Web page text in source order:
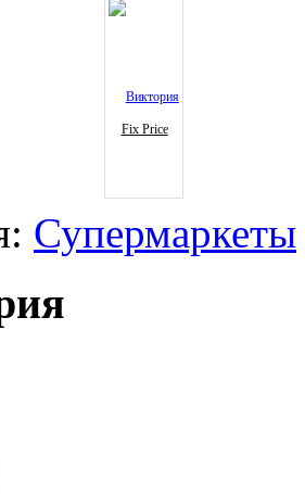
Fix Price
Супермаркеты